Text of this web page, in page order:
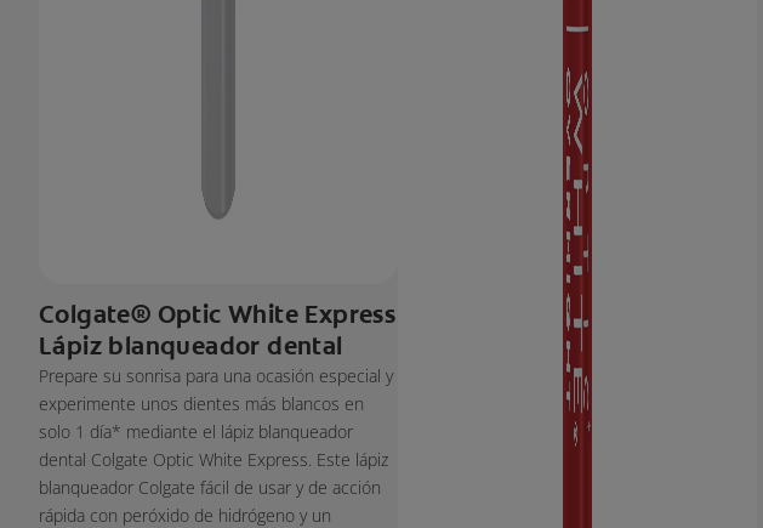
Colgate® Optic White Express
Lápiz blanqueador dental
Prepare su sonrisa para una ocasión especial y
experimente unos dientes más blancos en
solo 1 día* mediante el lápiz blanqueador
dental Colgate Optic White Express. Este lápiz
blanqueador Colgate fácil de usar y de acción
rápida con peróxido de hidrógeno y un